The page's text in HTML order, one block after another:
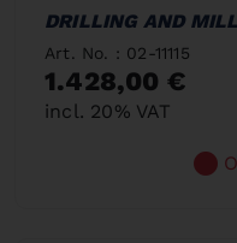
DRILLING AND
Art. No. : 02-11115
1.428,00 €
incl. 20% VAT